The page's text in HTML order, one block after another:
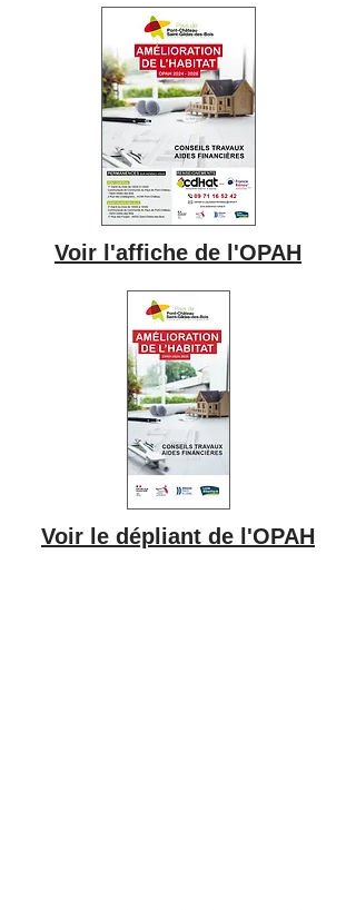
Voir l'affiche de l'OPAH
Voir le dépliant de l'OPAH